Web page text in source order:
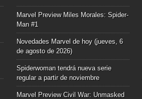
Marvel Preview Miles Morales: Spider-
Man #1
Novedades Marvel de hoy (jueves, 6
de agosto de 2026)
Spiderwoman tendrá nueva serie
regular a partir de noviembre
Marvel Preview Civil War: Unmasked